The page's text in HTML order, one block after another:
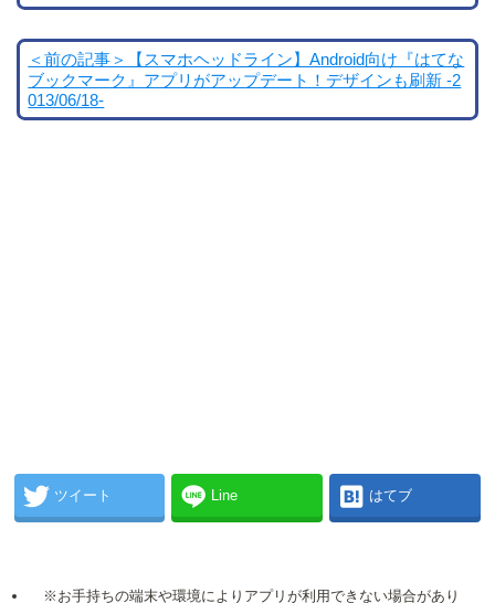
＜前の記事＞【スマホヘッドライン】Android向け『はてな
ブックマーク』アプリがアップデート！デザインも刷新 -2
013/06/18-
ツイート Line はてブ
※お手持ちの端末や環境によりアプリが利用できない場合があり